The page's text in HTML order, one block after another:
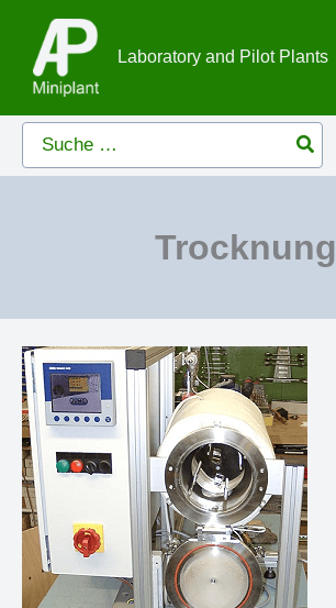
Inhalt
springen
Laboratory and Pilot Plants
Search
for:
Trocknung